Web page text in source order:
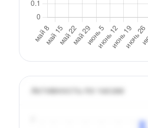
Активность по часам